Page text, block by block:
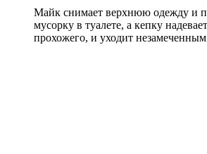
Майк снимает верхнюю одежду и
мусорку в туалете, а кепку
прохожего, и уходит